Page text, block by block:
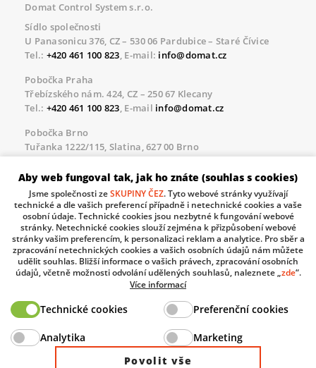
Domat Control System s.r.o.
Sídlo společnosti
U Panasonicu 376, CZ – 530 06 Pardubice – Staré Čívice
Tel.: +420 461 100 823, E-mail: info@domat.cz
Pobočka Praha
Třebízského nám. 424, CZ – 250 67 Klecany
Tel.: +420 461 100 823, E-mail info@domat.cz
Pobočka Brno
Tuřanka 1222/115, Slatina, 627 00 Brno
Tel.:+420 461 100 823, E-mailinfo@domat.cz
Servisní linka pro námi realizované akce
Po – Pá 8.30 – 17.00
tel:+420 733 421 878, E-mailservis@domat.cz
Technická podpora:
Tel.:+420 461 100 666 , WhatsApp:+420 603 735 402
Informace o zpracovávaných osobních údajích.
Ministry of Industry and Trade of the Czech Republic
Aby web fungoval tak, jak ho znáte (souhlas s cookies)
Jsme společnosti zeSKUPINY ČEZ. Tyto webové stránky využívají
technické a dle vašich preferencí případně i netechnické cookies a vaše
osobní údaje. Technické cookies jsou nezbytné k fungování webové
stránky. Netechnické cookies slouží zejména k přizpůsobení webové
stránky vašim preferencím, k personalizaci reklam a analytice. Pro sběr a
zpracování netechnických cookies a vašich osobních údajů nám můžete
udělit souhlas. Bližší informace o vašich právech, zpracování osobních
údajů, včetně možnosti odvolání udělených souhlasů, naleznete „zde“.
Více informací
Technické cookies Preferenční cookies
Analytika
Marketing
Povolit vše